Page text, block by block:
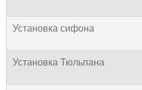
Установка сифона
Установка Тюльпана